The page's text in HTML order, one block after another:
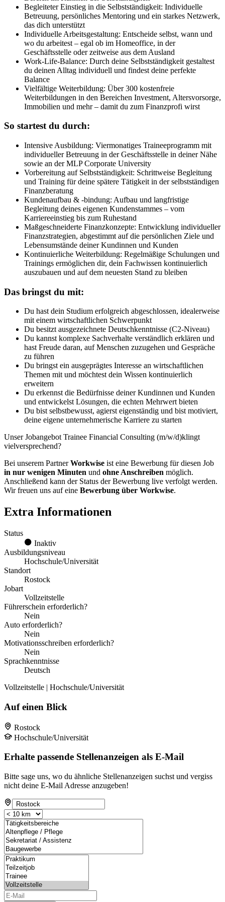
Begleiteter Einstieg in die Selbstständigkeit: Individuelle
Betreuung, persönliches Mentoring und ein starkes Netzwerk,
das dich unterstützt
Individuelle Arbeitsgestaltung: Entscheide selbst, wann und
wo du arbeitest – egal ob im Homeoffice, in der
Geschäftsstelle oder zeitweise aus dem Ausland
Work-Life-Balance: Durch deine Selbstständigkeit gestaltest
du deinen Alltag individuell und findest deine perfekte
Balance
Vielfältige Weiterbildung: Über 300 kostenfreie
Weiterbildungen in den Bereichen Investment, Altersvorsorge,
Immobilien und mehr – damit du zum Finanzprofi wirst
So startest du durch:
Intensive Ausbildung: Viermonatiges Traineeprogramm mit
individueller Betreuung in der Geschäftsstelle in deiner Nähe
sowie an der MLP Corporate University
Vorbereitung auf Selbstständigkeit: Schrittweise Begleitung
und Training für deine spätere Tätigkeit in der selbstständigen
Finanzberatung
Kundenaufbau & -bindung: Aufbau und langfristige
Begleitung deines eigenen Kundenstammes – vom
Karriereeinstieg bis zum Ruhestand
Maßgeschneiderte Finanzkonzepte: Entwicklung individueller
Finanzstrategien, abgestimmt auf die persönlichen Ziele und
Lebensumstände deiner Kundinnen und Kunden
Kontinuierliche Weiterbildung: Regelmäßige Schulungen und
Trainings ermöglichen dir, dein Fachwissen kontinuierlich
auszubauen und auf dem neuesten Stand zu bleiben
Das bringst du mit:
Du hast dein Studium erfolgreich abgeschlossen, idealerweise
mit einem wirtschaftlichen Schwerpunkt
Du besitzt ausgezeichnete Deutschkenntnisse (C2-Niveau)
Du kannst komplexe Sachverhalte verständlich erklären und
hast Freude daran, auf Menschen zuzugehen und Gespräche
zu führen
Du bringst ein ausgeprägtes Interesse an wirtschaftlichen
Themen mit und möchtest dein Wissen kontinuierlich
erweitern
Du erkennst die Bedürfnisse deiner Kundinnen und Kunden
und entwickelst Lösungen, die echten Mehrwert bieten
Du bist selbstbewusst, agierst eigenständig und bist motiviert,
deine eigene unternehmerische Karriere zu starten
Unser Jobangebot Trainee Financial Consulting (m/w/d)klingt
vielversprechend?
Bei unserem PartnerWorkwise ist eine Bewerbung für diesen Job
in nur wenigen Minuten und ohne Anschreiben möglich.
Anschließend kann der Status der Bewerbung live verfolgt werden.
Wir freuen uns auf eine Bewerbung über Workwise.
Extra Informationen
Status
Inaktiv
Ausbildungsniveau
Hochschule/Universität
Standort
Rostock
Jobart
Vollzeitstelle
Führerschein erforderlich?
Nein
Auto erforderlich?
Nein
Motivationsschreiben erforderlich?
Nein
Sprachkenntnisse
Deutsch
Vollzeitstelle | Hochschule/Universität
Auf einen Blick
Rostock
Hochschule/Universität
Erhalte passende Stellenanzeigen als E-Mail
Bitte sage uns, wo du ähnliche Stellenanzeigen suchst und vergiss
nicht deine E-Mail Adresse anzugeben!